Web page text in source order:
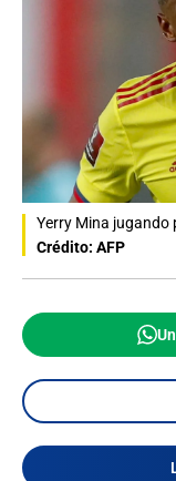
Yerry Mina jugando
Crédito: AFP